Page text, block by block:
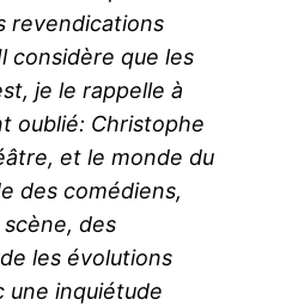
revendications
considère que les
je le rappelle à
oublié: Christophe
et le monde du
des comédiens,
des
les évolutions
une inquiétude